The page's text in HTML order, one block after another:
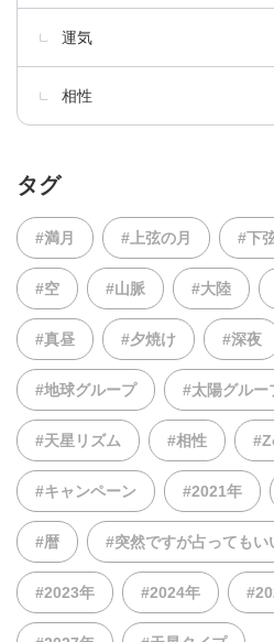
運気
相性
タグ
#満月 #上弦の月 #下
#空 #山脈 #大陸
#真昼 #夕焼け #深夜
#地球グループ #太陽グルー
#天星リズム #相性
#キャンペーン #2021年
#暦 #突然ですが占ってもい
#2023年 #2024年